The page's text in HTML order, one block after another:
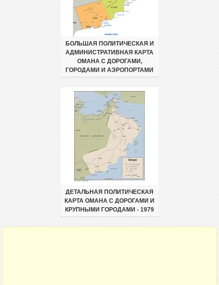
БОЛЬШАЯ ПОЛИТИЧЕСКАЯ И
АДМИНИСТРАТИВНАЯ КАРТА
ОМАНА С ДОРОГАМИ,
ГОРОДАМИ И АЭРОПОРТАМИ
ДЕТАЛЬНАЯ ПОЛИТИЧЕСКАЯ
КАРТА ОМАНА С ДОРОГАМИ И
КРУПНЫМИ ГОРОДАМИ - 1979